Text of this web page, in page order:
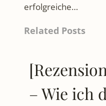
erfolgreiche…
Related Posts
– Wie ich